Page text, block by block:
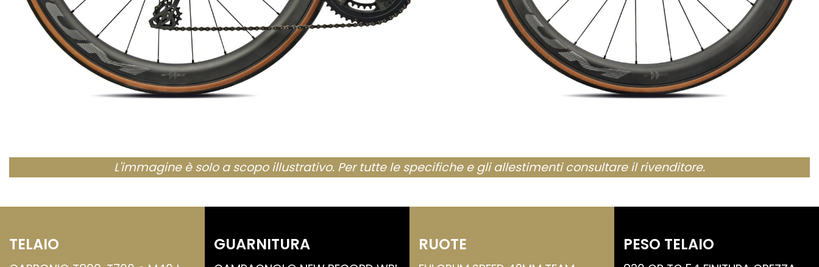
L'immagine è solo a scopo illustrativo. Per tutte le specifiche e gli allestimenti consultare il rivenditore.
TELAIO GUARNITURA RUOTE PESO TELAIO